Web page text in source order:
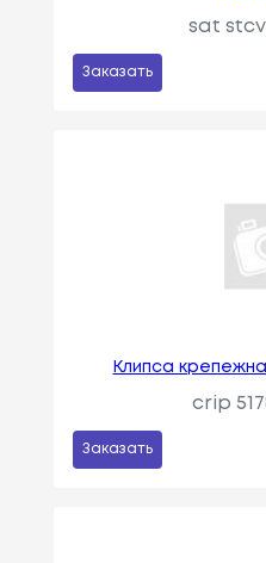
sat
Заказать
Клипса
crip
Заказать